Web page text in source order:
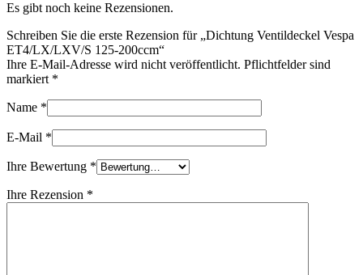
Es gibt noch keine Rezensionen.
Schreiben Sie die erste Rezension für „Dichtung Ventildeckel Vespa
ET4/​LX/​LXV/​S 125-200ccm“
Ihre E-Mail-Adresse wird nicht veröffentlicht. Pflichtfelder sind
markiert *
Name *
E-Mail *
Ihre Bewertung *
Ihre Rezension *